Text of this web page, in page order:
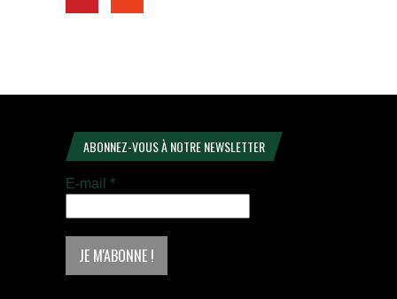
ABONNEZ-VOUS À NOTRE NEWSLETTER
E-mail *